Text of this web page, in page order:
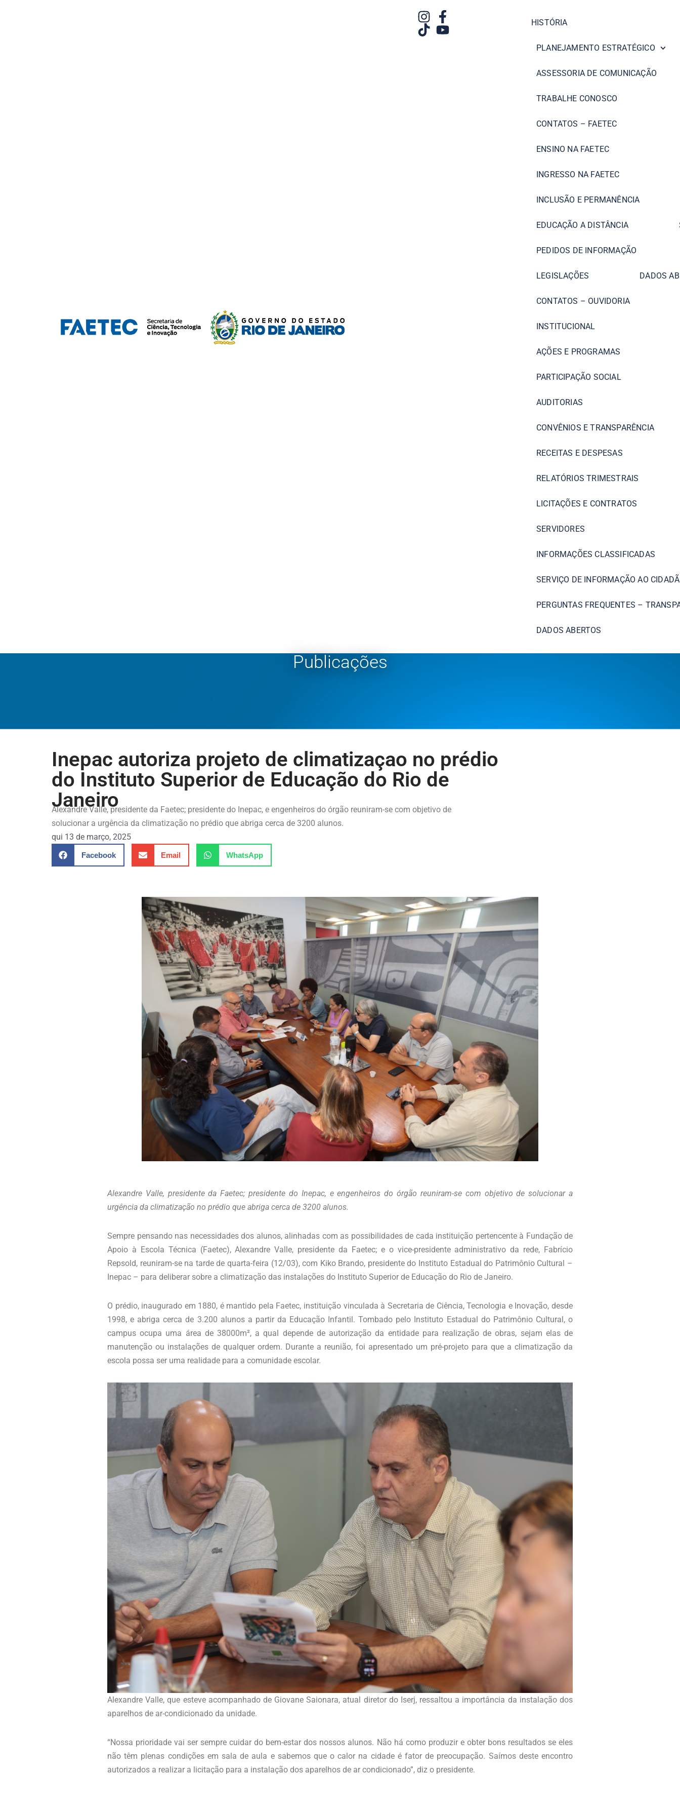
HISTÓRIA
PLANEJAMENTO ESTRATÉGICO
ASSESSORIA DE COMUNICAÇÃO
TRABALHE CONOSCO
CONTATOS – FAETEC
ENSINO NA FAETEC
INGRESSO NA FAETEC
INCLUSÃO E PERMANÊNCIA
EDUCAÇÃO A DISTÂNCIA
PEDIDOS DE INFORMAÇÃO
LEGISLAÇÕES DADOS
CONTATOS – OUVIDORIA
INSTITUCIONAL
AÇÕES E PROGRAMAS
PARTICIPAÇÃO SOCIAL
AUDITORIAS
CONVÊNIOS E TRANSPARÊNCIA
RECEITAS E DESPESAS
RELATÓRIOS TRIMESTRAIS
LICITAÇÕES E CONTRATOS
SERVIDORES
INFORMAÇÕES CLASSIFICADAS
SERVIÇO DE INFORMAÇÃO AO
PERGUNTAS FREQUENTES –
DADOS ABERTOS
Publicações
Inepac autoriza projeto de climatizaçao no prédio
do Instituto Superior de Educação do Rio de
Janeiro
Alexandre Valle, presidente da Faetec; presidente do Inepac, e engenheiros do órgão reuniram-se com objetivo de
solucionar a urgência da climatização no prédio que abriga cerca de 3200 alunos.
qui 13 de março, 2025
Facebook Email WhatsApp
Alexandre Valle, presidente da Faetec; presidente do Inepac, e engenheiros do órgão reuniram-se com objetivo de solucionar a
urgência da climatização no prédio que abriga cerca de 3200 alunos.
Sempre pensando nas necessidades dos alunos, alinhadas com as possibilidades de cada instituição pertencente à Fundação de
Apoio à Escola Técnica (Faetec), Alexandre Valle, presidente da Faetec; e o vice-presidente administrativo da rede, Fabrício
Repsold, reuniram-se na tarde de quarta-feira (12/03), com Kiko Brando, presidente do Instituto Estadual do Patrimônio Cultural –
Inepac – para deliberar sobre a climatização das instalações do Instituto Superior de Educação do Rio de Janeiro.
O prédio, inaugurado em 1880, é mantido pela Faetec, instituição vinculada à Secretaria de Ciência, Tecnologia e Inovação, desde
1998, e abriga cerca de 3.200 alunos a partir da Educação Infantil. Tombado pelo Instituto Estadual do Patrimônio Cultural, o
campus ocupa uma área de 38000m², a qual depende de autorização da entidade para realização de obras, sejam elas de
manutenção ou instalações de qualquer ordem. Durante a reunião, foi apresentado um pré-projeto para que a climatização da
escola possa ser uma realidade para a comunidade escolar.
Alexandre Valle, que esteve acompanhado de Giovane Saionara, atual diretor do Iserj, ressaltou a importância da instalação dos
aparelhos de ar-condicionado da unidade.
“Nossa prioridade vai ser sempre cuidar do bem-estar dos nossos alunos. Não há como produzir e obter bons resultados se eles
não têm plenas condições em sala de aula e sabemos que o calor na cidade é fator de preocupação. Saímos deste encontro
autorizados a realizar a licitação para a instalação dos aparelhos de ar condicionado”, diz o presidente.